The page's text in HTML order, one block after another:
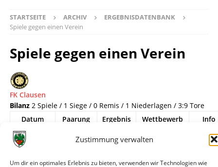
Zustimmung verwalten
Um dir ein optimales Erlebnis zu bieten, verwenden wir Technologien wie
STARTSEITE ARCHIV
ERGEBNISDATENBANK
Spiele gegen einen Verein
Spiele gegen einen Verein
FK Clausen
Bilanz 2 Spiele / 1 Siege / 0 Remis / 1 Niederlagen / 3:9 Tore
Datum
Paarung Ergebnis Wettbewerb
Info
08.03.1981
FK
Verbandsliga